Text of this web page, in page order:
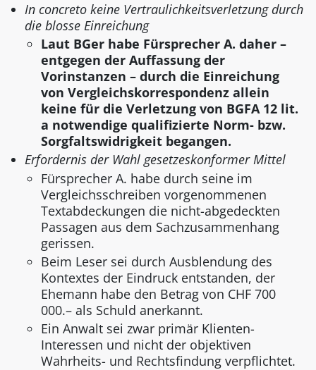
In concreto keine Vertraulichkeitsverletzung durch
die blosse Einreichung
Laut BGer habe Fürsprecher A. daher –
entgegen der Auffassung der
Vorinstanzen – durch die Einreichung
von Vergleichskorrespondenz allein
keine für die Verletzung von BGFA 12 lit.
a notwendige qualifizierte Norm- bzw.
Sorgfaltswidrigkeit begangen.
Erfordernis der Wahl gesetzeskonformer Mittel
Fürsprecher A. habe durch seine im
Vergleichsschreiben vorgenommenen
Textabdeckungen die nicht-abgedeckten
Passagen aus dem Sachzusammenhang
gerissen.
Beim Leser sei durch Ausblendung des
Kontextes der Eindruck entstanden, der
Ehemann habe den Betrag von CHF 700
000.– als Schuld anerkannt.
Ein Anwalt sei zwar primär Klienten-
Interessen und nicht der objektiven
Wahrheits- und Rechtsfindung verpflichtet.